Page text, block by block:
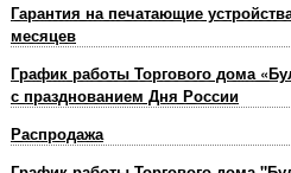
Гарантия на печатающие
месяцев
График работы Торгового дома
с празднованием Дня России
Распродажа